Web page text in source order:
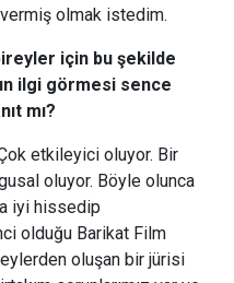
vermiş olmak istedim.
için bu şekilde
ilgi görmesi sence
mı?
etkileyici oluyor. Bir
oluyor. Böyle olunca
iyi hissedip
olduğu Barikat Film
oluşan bir jürisi